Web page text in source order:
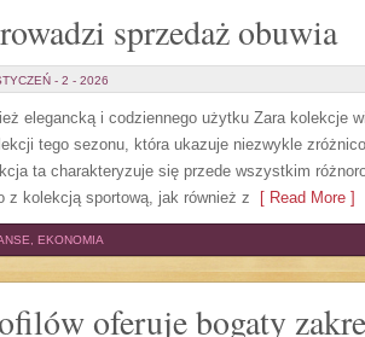
sprzedaż obuwia
- 2 - 2026
elegancką i codziennego użytku Zara kolekcje
tego sezonu, która ukazuje niezwykle
ta charakteryzuje się przede wszystkim
z kolekcją sportową, jak również z [ Read More ]
EKONOMIA
oferuje bogaty